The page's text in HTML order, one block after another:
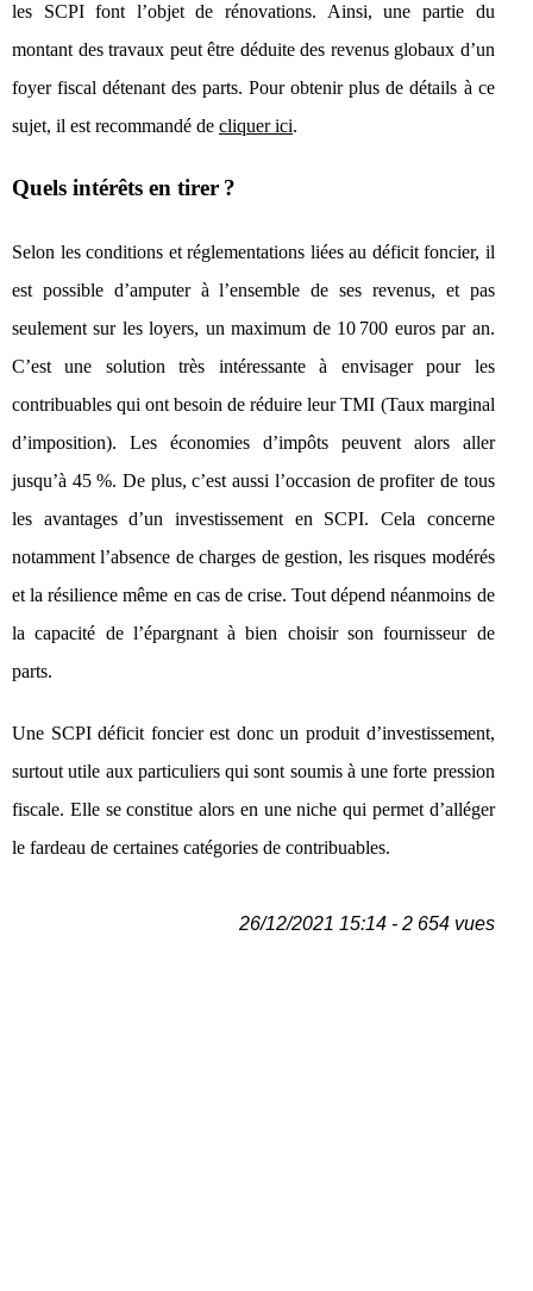
les SCPI font l’objet de rénovations. Ainsi, une partie du
montant des travaux peut être déduite des revenus globaux d’un
foyer fiscal détenant des parts. Pour obtenir plus de détails à ce
sujet, il est recommandé de cliquer ici.
Quels intérêts en tirer ?
Selon les conditions et réglementations liées au déficit foncier, il
est possible d’amputer à l’ensemble de ses revenus, et pas
seulement sur les loyers, un maximum de 10 700 euros par an.
C’est une solution très intéressante à envisager pour les
contribuables qui ont besoin de réduire leur TMI (Taux marginal
d’imposition). Les économies d’impôts peuvent alors aller
jusqu’à 45 %. De plus, c’est aussi l’occasion de profiter de tous
les avantages d’un investissement en SCPI. Cela concerne
notamment l’absence de charges de gestion, les risques modérés
et la résilience même en cas de crise. Tout dépend néanmoins de
la capacité de l’épargnant à bien choisir son fournisseur de
parts.
Une SCPI déficit foncier est donc un produit d’investissement,
surtout utile aux particuliers qui sont soumis à une forte pression
fiscale. Elle se constitue alors en une niche qui permet d’alléger
le fardeau de certaines catégories de contribuables.
26/12/2021 15:14 - 2 654 vues